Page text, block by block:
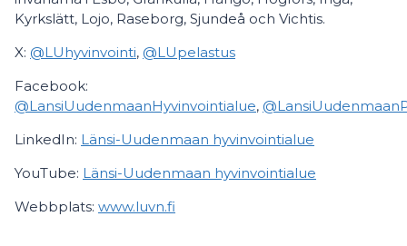
Kyrkslätt, Lojo, Raseborg, Sjundeå och Vichtis.
X: @LUhyvinvointi, @LUpelastus
Facebook:
@LansiUudenmaanHyvinvointialue,
LinkedIn: Länsi-Uudenmaan hyvinvointialue
YouTube: Länsi-Uudenmaan hyvinvointialue
Webbplats: www.luvn.fi